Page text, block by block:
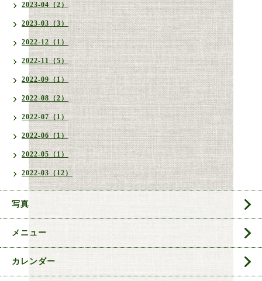
2023-04（2）
2023-03（3）
2022-12（1）
2022-11（5）
2022-09（1）
2022-08（2）
2022-07（1）
2022-06（1）
2022-05（1）
2022-03（12）
写真
メニュー
カレンダー